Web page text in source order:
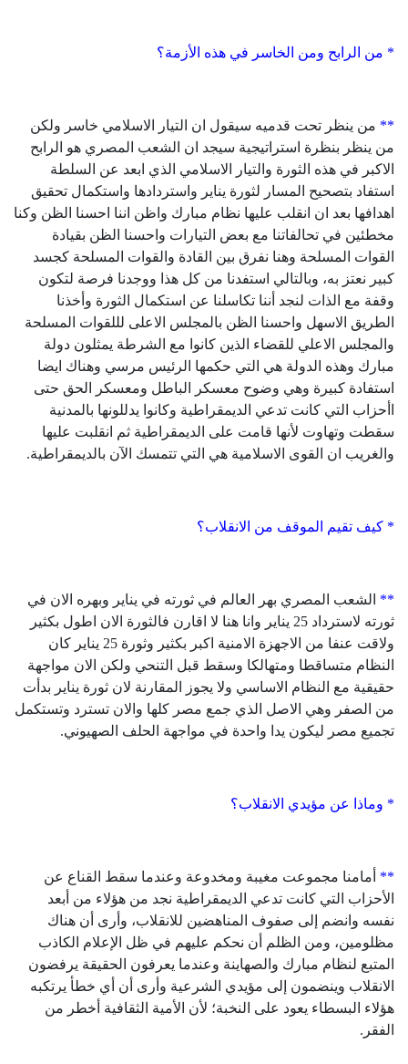
* من الرابح ومن الخاسر في هذه الأزمة؟
** من ينظر تحت قدميه سيقول ان التيار الاسلامي خاسر ولكن
من ينظر بنظرة استراتيجية سيجد ان الشعب المصري هو الرابح
الاكبر في هذه الثورة والتيار الاسلامي الذي ابعد عن السلطة
استفاد بتصحيح المسار لثورة يناير واستردادها واستكمال تحقيق
اهدافها بعد ان انقلب عليها نظام مبارك واظن اننا احسنا الظن وكنا
مخطئين في تحالفاتنا مع بعض التيارات واحسنا الظن بقيادة
القوات المسلحة وهنا نفرق بين القادة والقوات المسلحة كجسد
كبير نعتز به، وبالتالي استفدنا من كل هذا ووجدنا فرصة لتكون
وقفة مع الذات لنجد أننا تكاسلنا عن استكمال الثورة وأخذنا
الطريق الاسهل واحسنا الظن بالمجلس الاعلى لللقوات المسلحة
والمجلس الاعلي للقضاء الذين كانوا مع الشرطة يمثلون دولة
مبارك وهذه الدولة هي التي حكمها الرئيس مرسي وهناك ايضا
استفادة كبيرة وهي وضوح معسكر الباطل ومعسكر الحق حتى
اأحزاب التي كانت تدعي الديمقراطية وكانوا يدللونها بالمدنية
سقطت وتهاوت لأنها قامت على الديمقراطية ثم انقلبت عليها
والغريب ان القوى الاسلامية هي التي تتمسك الآن بالديمقراطية.
* كيف تقيم الموقف من الانقلاب؟
** الشعب المصري بهر العالم في ثورته في يناير وبهره الان في
ثورته لاسترداد 25 يناير وانا هنا لا اقارن فالثورة الان اطول بكثير
ولاقت عنفا من الاجهزة الامنية اكبر بكثير وثورة 25 يناير كان
النظام متساقطا ومتهالكا وسقط قبل التنحي ولكن الان مواجهة
حقيقية مع النظام الاساسي ولا يجوز المقارنة لان ثورة يناير بدأت
من الصفر وهي الاصل الذي جمع مصر كلها والان تسترد وتستكمل
تجميع مصر ليكون يدا واحدة في مواجهة الحلف الصهيوني.
* وماذا عن مؤيدي الانقلاب؟
** أمامنا مجموعت مغيبة ومخدوعة وعندما سقط القناع عن
الأحزاب التي كانت تدعي الديمقراطية نجد من هؤلاء من أبعد
نفسه وانضم إلى صفوف المناهضين للانقلاب، وأرى أن هناك
مظلومين، ومن الظلم أن نحكم عليهم في ظل الإعلام الكاذب
المتبع لنظام مبارك والصهاينة وعندما يعرفون الحقيقة يرفضون
الانقلاب وينضمون إلى مؤيدي الشرعية وأرى أن أي خطأ يرتكبه
هؤلاء البسطاء يعود على النخبة؛ لأن الأمية الثقافية أخطر من
الفقر.